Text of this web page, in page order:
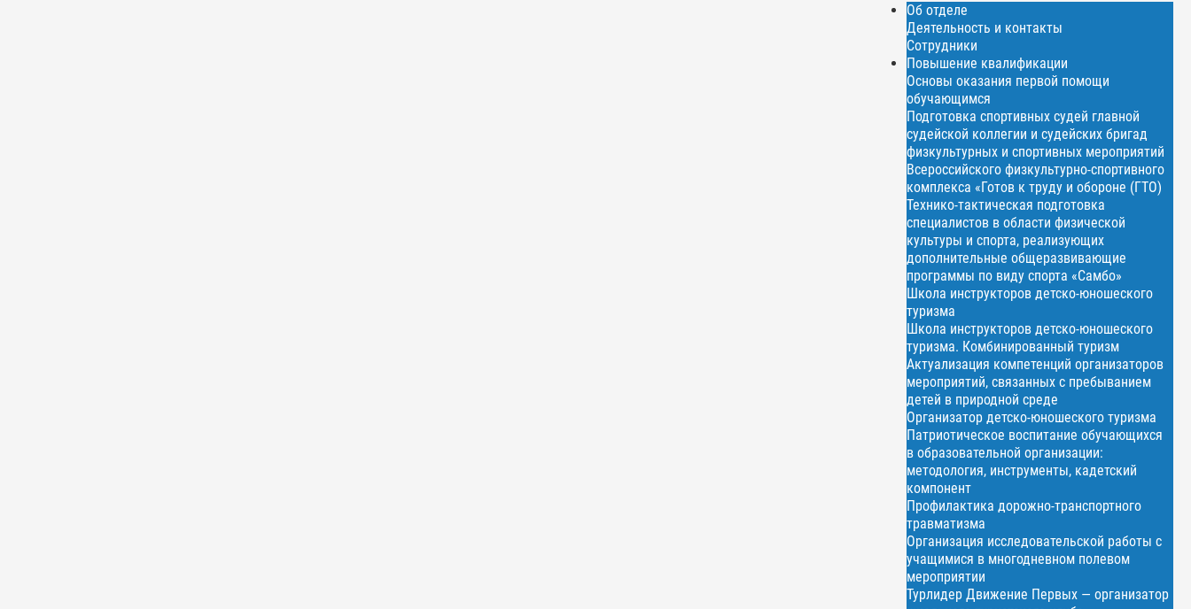
Об отделе
Деятельность и контакты
Сотрудники
Повышение квалификации
Основы оказания первой помощи
обучающимся
Подготовка спортивных судей главной
судейской коллегии и судейских бригад
физкультурных и спортивных мероприятий
Всероссийского физкультурно-спортивного
комплекса «Готов к труду и обороне (ГТО)
Технико-тактическая подготовка
специалистов в области физической
культуры и спорта, реализующих
дополнительные общеразвивающие
программы по виду спорта «Самбо»
Школа инструкторов детско-юношеского
туризма
Школа инструкторов детско-юношеского
туризма. Комбинированный туризм
Актуализация компетенций организаторов
мероприятий, связанных с пребыванием
детей в природной среде
Организатор детско-юношеского туризма
Патриотическое воспитание обучающихся
в образовательной организации:
методология, инструменты, кадетский
компонент
Профилактика дорожно-транспортного
травматизма
Организация исследовательской работы с
учащимися в многодневном полевом
мероприятии
Турлидер Движение Первых — организатор